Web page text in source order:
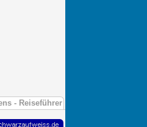
- Reiseführer